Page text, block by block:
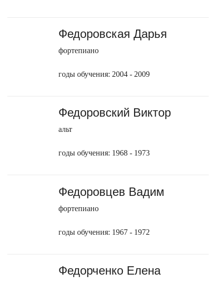
Федоровская Дарья
фортепиано
годы обучения: 2004 - 2009
Федоровский Виктор
альт
годы обучения: 1968 - 1973
Федоровцев Вадим
фортепиано
годы обучения: 1967 - 1972
Федорченко Елена